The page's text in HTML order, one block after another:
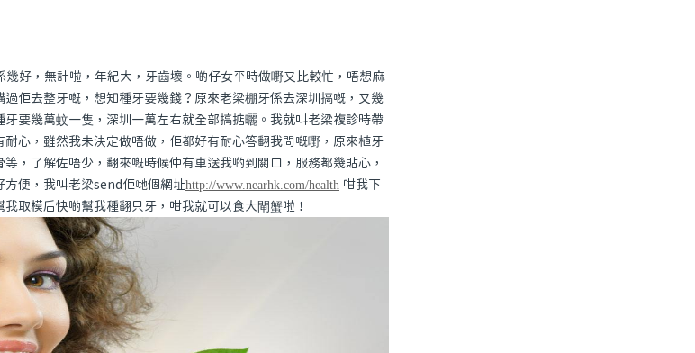
幾好，無計啦，年紀大，牙齒壞。啲仔女平時做嘢又比較忙，唔想麻
佢去整牙嘅，想知種牙要幾錢？原來老梁棚牙係去深圳搞嘅，又幾
牙要幾萬蚊一隻，深圳一萬左右就全部搞掂曬。我就叫老梁複診時帶
心，雖然我未決定做唔做，佢都好有耐心答翻我問嘅嘢，原來植牙
，了解佐唔少，翻來嘅時候仲有車送我啲到關口，服務都幾貼心，
便，我叫老梁send佢哋個網址http://www.nearhk.com/health 咁我下
取模后快啲幫我種翻只牙，咁我就可以食大閘蟹啦！